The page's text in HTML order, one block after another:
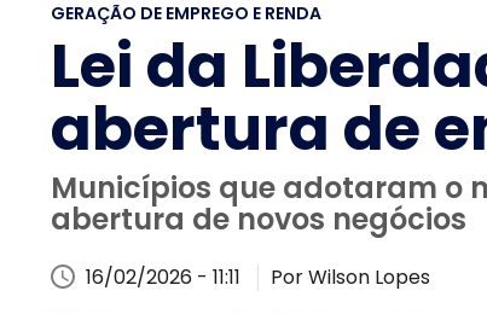
GERAÇÃO DE EMPREGO E RENDA
Lei da
abertura de
Municípios que adotaram o
abertura de novos negócios
16/02/2026 - 11:11 Por Wilson Lopes